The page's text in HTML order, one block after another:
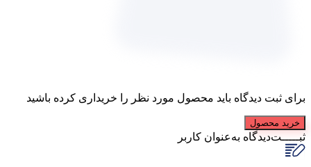
برای ثبت دیدگاه باید محصول مورد نظر را خریداری کرده باشید
خرید محصول
ثبـــــت‌دیدگاه به‌عنوان کاربر